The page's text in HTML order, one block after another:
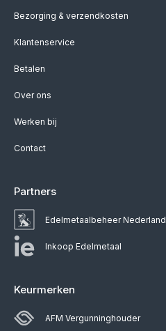
Bezorging & verzendkosten
Klantenservice
Betalen
Over ons
Werken bij
Contact
Partners
Edelmetaalbeheer Nederland
Inkoop Edelmetaal
Keurmerken
AFM Vergunninghouder